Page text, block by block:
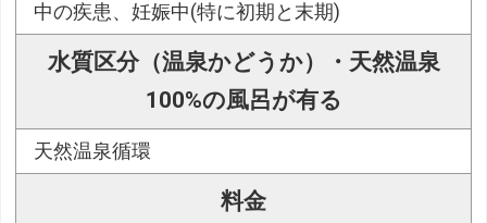
中の疾患、妊娠中(特に初期と末期)
水質区分（温泉かどうか）・天然温泉
100%の風呂が有る
天然温泉循環
料金